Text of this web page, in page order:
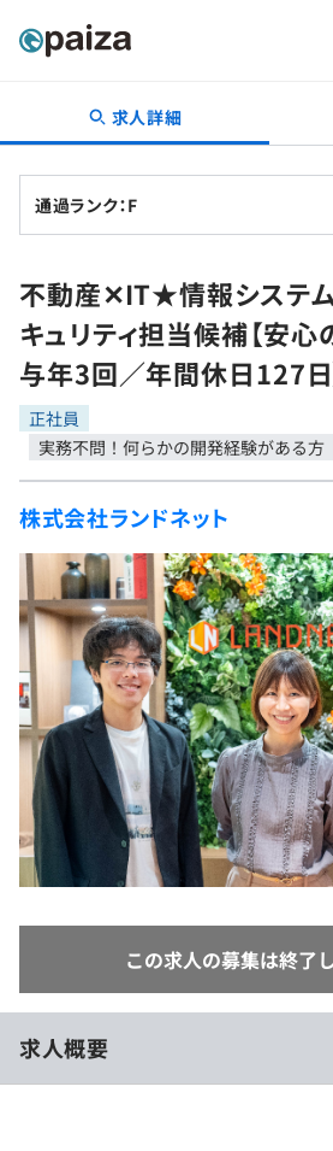
転職・キャリア
転職成功ガイド
転職エージェント
インタビュー
転職成功ガイド
新卒就活
求人検索
本選考
インターン
イベント・セミナー
インタビュー
就活成功ガイド
学習
問題集
4択課題
リファレンス
個人向けプラン
法人向けプラン
学校向けプラン
プログラミング言語
評価結果一覧
再チャレンジ結果一覧
ゲーム・マンガ
Tech Team Journal
paiza times
note
paizaとは？
求人詳細
通過ランク：F
不動産✕IT★情報システ
キュリティ担当候補【安
与年3回／年間休日127日
正社員
実務不問！何らかの開発経験がある方
株式会社ランドネット
この求人の募集は終了
求人概要